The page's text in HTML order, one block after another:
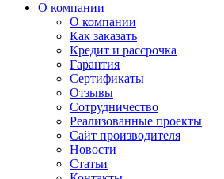
О компании
О компании
Как заказать
Кредит и рассрочка
Гарантия
Сертификаты
Отзывы
Сотрудничество
Реализованные проекты
Сайт производителя
Новости
Статьи